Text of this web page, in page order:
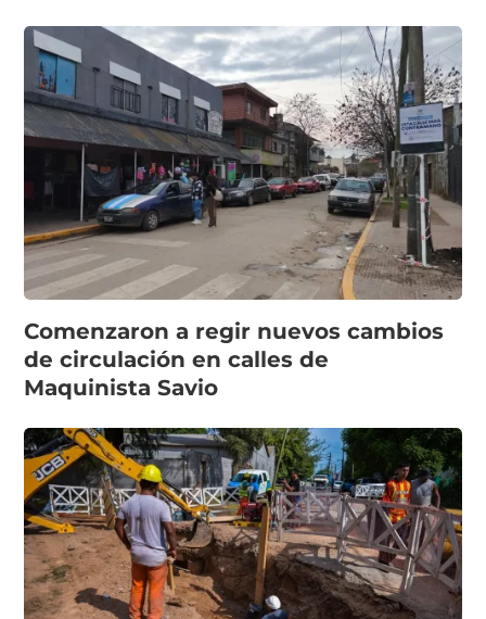
Comenzaron a regir nuevos cambios
de circulación en calles de
Maquinista Savio